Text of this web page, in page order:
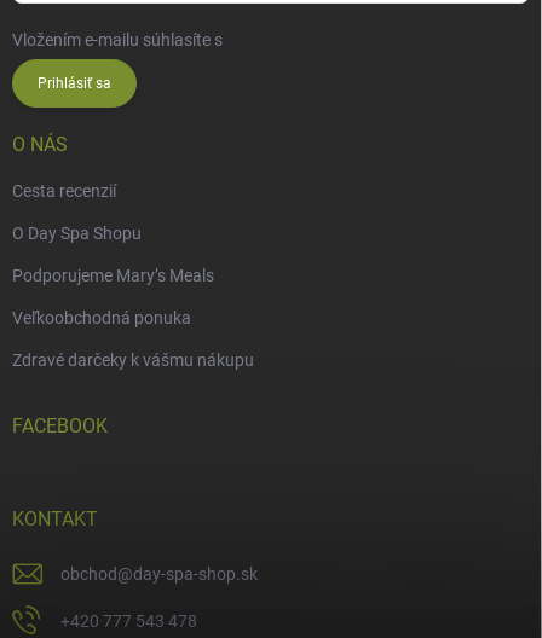
Vložením e-mailu súhlasíte s
Prihlásiť sa
O NÁS
Cesta recenzií
O Day Spa Shopu
Podporujeme Mary’s Meals
Veľkoobchodná ponuka
Zdravé darčeky k vášmu nákupu
FACEBOOK
KONTAKT
obchod@day-spa-shop.sk
+420 777 543 478